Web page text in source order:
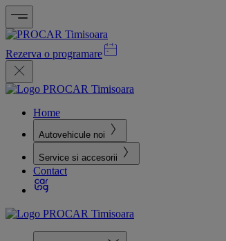
Rezerva o programare
Home
Autovehicule noi
Service si accesorii
Contact